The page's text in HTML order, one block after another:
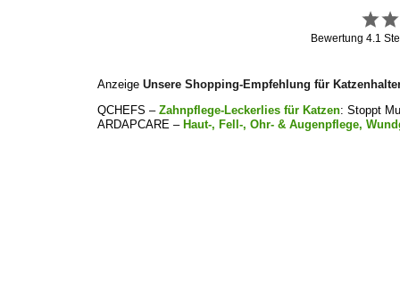
Bewertung 4.1
AnzeigeUnsere Shopping-Empfehlung für
QCHEFS –Zahnpflege-Leckerlies für Katzen: Stoppt
ARDAPCARE –Haut-, Fell-, Ohr- & Augenpflege,